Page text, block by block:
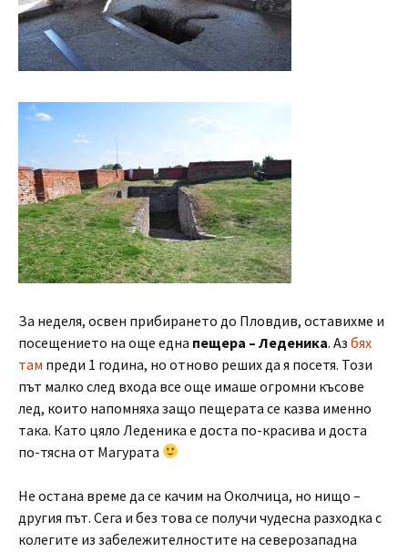
За неделя, освен прибирането до Пловдив, оставихме и
посещението на още една пещера – Леденика. Аз бях
там преди 1 година, но отново реших да я посетя. Този
път малко след входа все още имаше огромни късове
лед, които напомняха защо пещерата се казва именно
така. Като цяло Леденика е доста по-красива и доста
по-тясна от Магурата
Не остана време да се качим на Околчица, но нищо –
другия път. Сега и без това се получи чудесна разходка с
колегите из забележителностите на северозападна